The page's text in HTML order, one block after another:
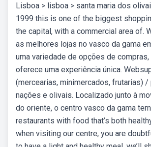
Lisboa > lisboa > santa maria dos
1999 this is one of the biggest
the capital, with a commercial area of.
as melhores lojas no vasco da gama
uma variedade de opções de
oferece uma experiência única.
(mercearias, minimercados, frutarias) /
nações e olivais. Localizado junto à
do oriente, o centro vasco da gama
restaurants with food that’s both
when visiting our centre, you are